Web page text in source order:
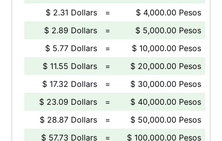
$ 2.31 Dollars
=
$ 4,000.00 Pesos
$ 2.89 Dollars
=
$ 5,000.00 Pesos
$ 5.77 Dollars
=
$ 10,000.00 Pesos
$ 11.55 Dollars
=
$ 20,000.00 Pesos
$ 17.32 Dollars
=
$ 30,000.00 Pesos
$ 23.09 Dollars
=
$ 40,000.00 Pesos
$ 28.87 Dollars
=
$ 50,000.00 Pesos
$ 57.73 Dollars
= $ 100,000.00 Pesos